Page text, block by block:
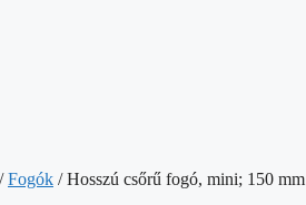
/Fogók / Hosszú csőrű fogó, mini; 150 mm